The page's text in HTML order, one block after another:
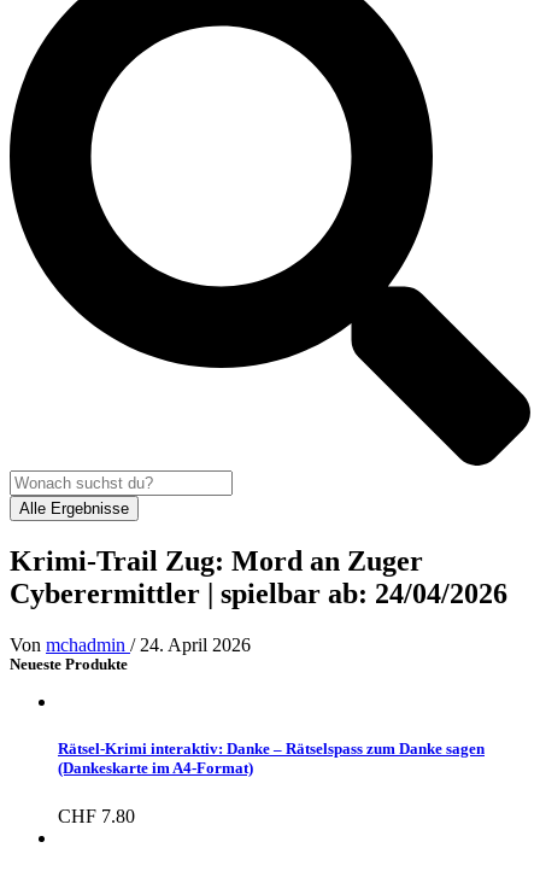
Alle Ergebnisse
Krimi-Trail Zug: Mord an Zuger
Cyberermittler | spielbar ab: 24/04/2026
Von mchadmin / 24. April 2026
Neueste Produkte
Rätsel-Krimi interaktiv: Danke – Rätselspass zum Danke sagen
(Dankeskarte im A4-Format)
CHF 7.80